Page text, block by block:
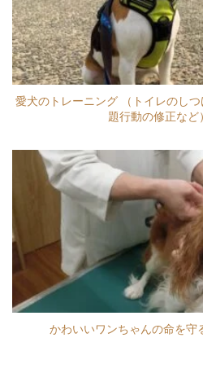
愛犬のトレーニング （トイレのし
題行動の修正など
かわいいワンちゃんの命を守